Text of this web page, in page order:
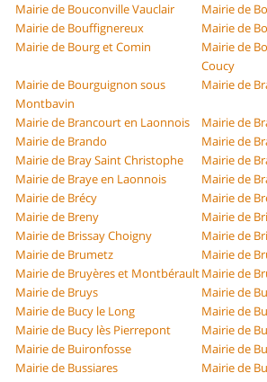
Mairie de Bouconville Vauclair
Mairie de
Mairie de Bouffignereux
Mairie de
Mairie de Bourg et Comin
Mairie de
Coucy
Mairie de Bourguignon sous
Montbavin
Mairie de
Mairie de Brancourt en Laonnois
Mairie de
Mairie de Brando
Mairie de
Mairie de Bray Saint Christophe
Mairie de
Mairie de Braye en Laonnois
Mairie de
Mairie de Brécy
Mairie de
Mairie de Breny
Mairie de
Mairie de Brissay Choigny
Mairie de
Mairie de Brumetz
Mairie de
Mairie de Bruyères et MontbéraultMairie de
Mairie de Bruys
Mairie de
Mairie de Bucy le Long
Mairie de
Mairie de Bucy lès Pierrepont
Mairie de
Mairie de Buironfosse
Mairie de
Mairie de Bussiares
Mairie de